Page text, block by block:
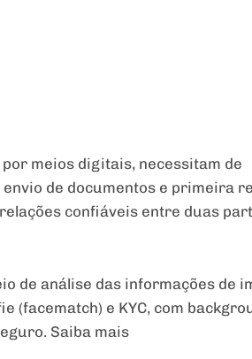
meios digitais, necessitam de
de documentos e primeira
confiáveis entre duas
de análise das informações de
(facematch) e KYC, com
Saiba mais